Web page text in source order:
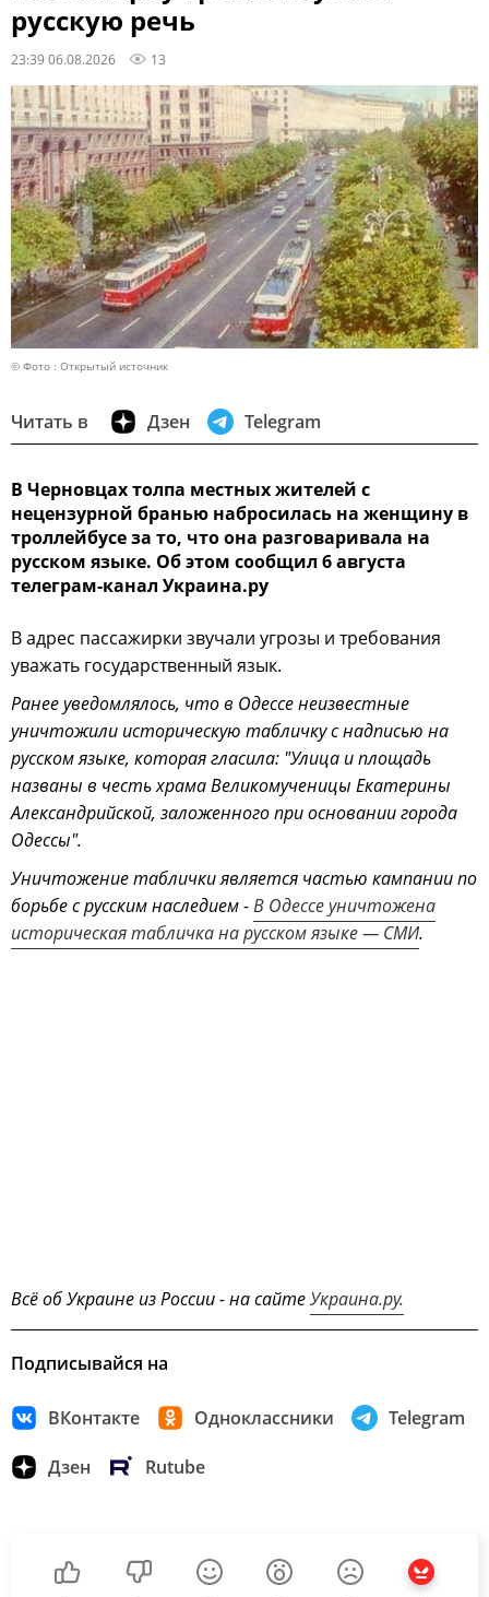
русскую речь
23:39 06.08.2026 13
© Фото : Открытый источник
Читать в Дзен Telegram
В Черновцах толпа местных жителей с
нецензурной бранью набросилась на женщину в
троллейбусе за то, что она разговаривала на
русском языке. Об этом сообщил 6 августа
телеграм-канал Украина.ру
В адрес пассажирки звучали угрозы и требования
уважать государственный язык.
Ранее уведомлялось, что в Одессе неизвестные
уничтожили историческую табличку с надписью на
русском языке, которая гласила: "Улица и площадь
названы в честь храма Великомученицы Екатерины
Александрийской, заложенного при основании города
Одессы".
Уничтожение таблички является частью кампании по
борьбе с русским наследием -В Одессе уничтожена
историческая табличка на русском языке — СМИ.
Всё об Украине из России - на сайтеУкраина.ру.
Подписывайся на
ВКонтакте Одноклассники Telegram
Дзен Rutube